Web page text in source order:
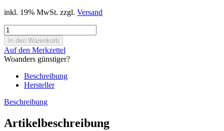
inkl. 19% MwSt. zzgl. Versand
Auf den Merkzettel
Woanders günstiger?
Beschreibung
Hersteller
Beschreibung
Artikelbeschreibung